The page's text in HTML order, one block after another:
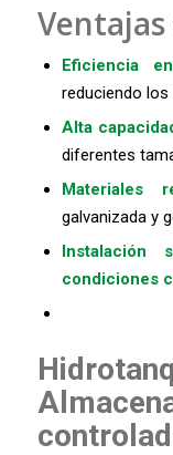
Eficiencia
reduciendo
Alta
diferentes
Materiales
galvanizada y
Instalación
condiciones